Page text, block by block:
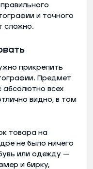
и точного
сложно.
прикрепить
Предмет
абсолютно всех
видно, в том
товара на
не было ничего
или одежду —
и бирку,